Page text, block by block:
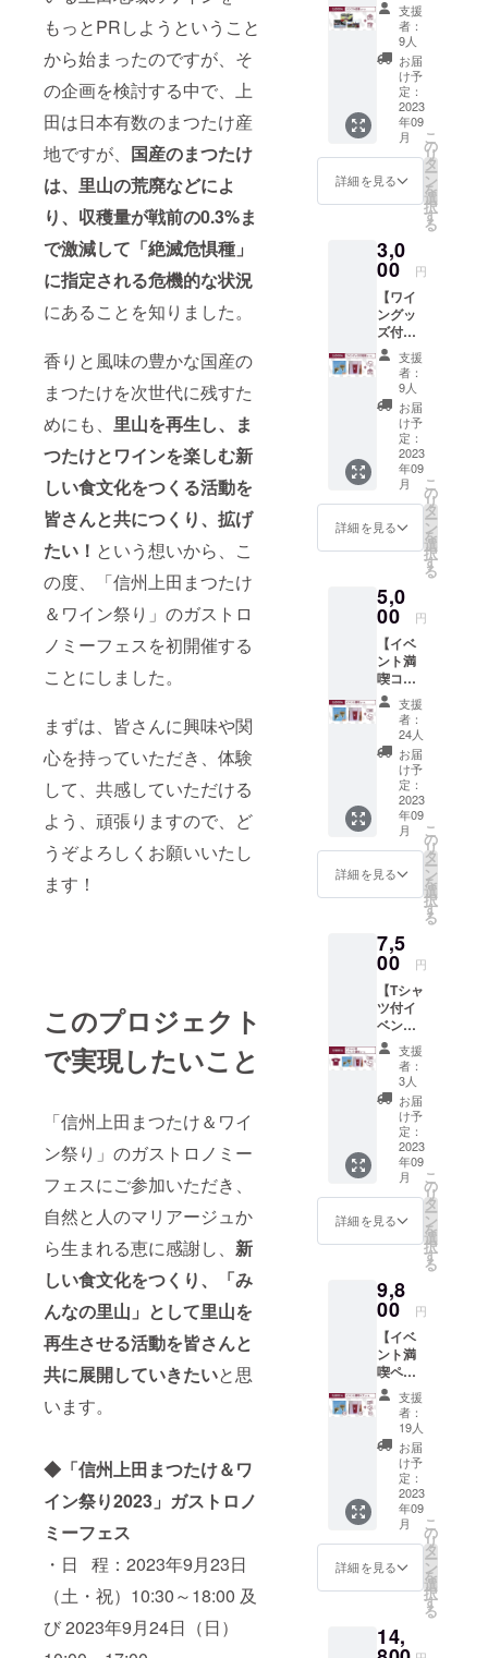
もっとPRしようということ
から始まったのですが、そ
の企画を検討する中で、上
田は日本有数のまつたけ産
地ですが、 国産のまつたけ
は、里山の荒廃などによ
り、収穫量が戦前の0.3%ま
で激減して「絶滅危惧種」
に指定される危機的な状況
にあることを知りました。
香りと風味の豊かな国産の
まつたけを次世代に残すた
めにも、 里山を再生し、ま
つたけとワインを楽しむ新
しい食文化をつくる活動を
皆さんと共につくり、拡げ
たい！ という想いから、こ
の度、「信州上田まつたけ
＆ワイン祭り」のガストロ
ノミーフェスを初開催する
ことにしました。
まずは、皆さんに興味や関
心を持っていただき、体験
して、共感していただける
よう、頑張りますので、ど
うぞよろしくお願いいたし
ます！
このプロジェクト
で実現したいこと
「信州上田まつたけ＆ワイ
ン祭り」のガストロノミー
フェスにご参加いただき、
自然と人のマリアージュか
ら生まれる恵に感謝し、 新
しい食文化をつくり、
「み
んなの里山」として里山を
再生させる活動を皆さんと
共に展開していきたいと思
います。
◆「信州上田まつたけ＆ワ
イン祭り2023」ガストロノ
ミーフェス
・日 程：2023年9月23日
（土・祝）10:30～18:00 及
び 2023年9月24日（日）
その企画を
検討する中
で、長野県
の上田は日
本有数のま
つたけ産地
ですが、国
の荒廃など
により、収
穫量が戦前
の0.3%まで
激減して
「絶滅危惧
種」に指定
される危機
的な状況に
あることを
知りまし
た。
の豊かな国
産のまつた
けを次世代
に残すため
にも、里山
を再生し、
まつたけと
ワインを楽
しむ新しい
食文化をつ
くる活動を
につくり、
という想い
から、「信
州上田まつ
たけ＆ワイ
ン祭り
2023」のガ
ミーフェス
とガトロノ
ミーツアー
を初開催す
ることにし
ました。
援や応援、
シェアして
頂けると嬉
しいです。
よろしくお
願いいたし
ポスト
カード
（郵
送） ・
Thank
youメー
ル ・オ
フィ
シャル
HPへの
お名前
（文
載（9月
22日～
30日の
予定）
※支援
時、必
ず備考
欄に掲
載を希
望され
るお名
前をご
記入く
ださ
い。
支援
者：
9人
お届
け予
定：
2023
年09
月
詳細を見る
こ
の
リ
タ
ー
ン
を
選
択
す
る
3,0
00 円
【ワイ
ングッ
ズ付応
援コー
ス】 ・
割れな
いグラ
ス1個
(サイ
ズ：約
飲み口
直径
62.5m
m、底
直径
69.5m
さ
235mm
/ 容
量:207
ml / 重
量：約
113g /
材質:プ
ラス
チック /
色:クリ
ア/日本
製）
（郵
送） ・
首掛け
ワイン
バッグ1
イズ：
縦240×
横170×
マチ
80mm/
材質：
不織布/
色：エ
ンジ）
（郵
送） ・
ポスト
カード
Thank
youメー
ル ・オ
お名前
（文
字）掲
載（9月
22日～
30日の
予定）
※支援
時、必
ず備考
欄に掲
載を希
望され
るお名
前をご
ださ
い。
支援
者：
9人
お届
け予
定：
2023
年09
月
詳細を見る
こ
の
リ
タ
ー
ン
を
選
択
す
る
5,0
00 円
【イベ
ント満
喫コー
ス】 ・
飲食チ
ケット
3,000円
分（イ
ベント
会場で
のお渡
し） ・
割れな
いグラ
ス1個
(サイ
飲み口
直径
62.5m
m、底
直径
69.5m
m、高
235mm
/ 容
量:207
ml / 重
量：約
113g /
材質:プ
ラス
チック /
（イベ
ント会
場での
お渡
し） ・
首掛け
ワイン
グラス
バッグ1
個（サ
イズ：
縦240×
横170×
マチ
80mm/
材質：
不織布/
ント会
支援
者：
24人
お届
け予
定：
2023
年09
月
詳細を見る
こ
の
リ
タ
ー
ン
を
選
択
す
る
7,5
00 円
【Tシャ
ツ付イ
ベント
満喫
コー
ス】 ・
オリジ
ナルス
タッフT
シャツ1
枚(サイ
ズ：
S.M.L/
材質：
綿
100%/
ンジ)
（イベ
ント会
場での
お渡
し） ・
飲食チ
ケット
3,000円
分（イ
ベント
会場で
のお渡
し） ・
割れな
いグラ
ス1個
直径
62.5m
支援
者：
3人
お届
け予
定：
2023
年09
月
詳細を見る
こ
の
リ
タ
ー
ン
を
選
択
す
る
9,8
00 円
【イベ
ント満
喫ペア
コー
ス】 ・
飲食チ
ケット
6,000円
分（イ
ベント
会場で
のお渡
し） ・
割れな
いグラ
ス2個
ズ：約
飲み口
支援
者：
19人
お届
け予
定：
2023
年09
月
詳細を見る
こ
の
リ
タ
ー
ン
を
選
択
す
る
14,